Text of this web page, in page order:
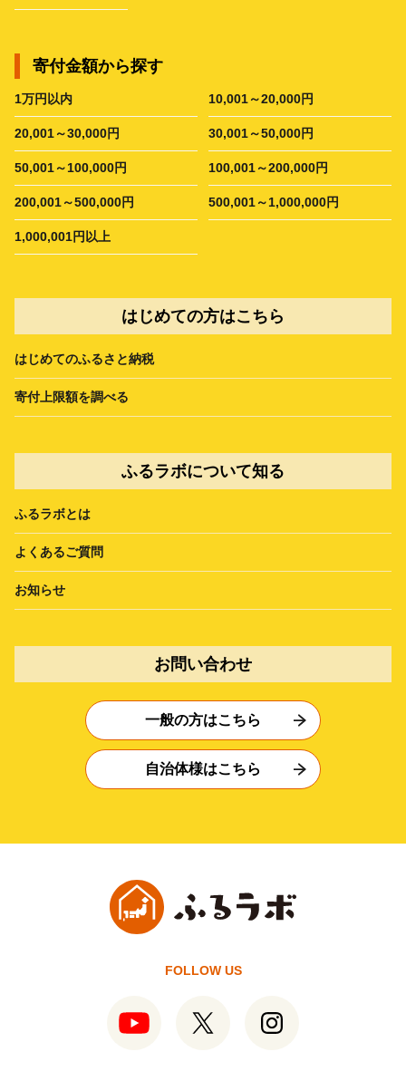
寄付金額から探す
1万円以内 10,001～20,000円
20,001～30,000円 30,001～50,000円
50,001～100,000円 100,001～200,000円
200,001～500,000円 500,001～1,000,000円
1,000,001円以上
はじめての方はこちら
はじめてのふるさと納税
寄付上限額を調べる
ふるラボについて知る
ふるラボとは
よくあるご質問
お知らせ
お問い合わせ
一般の方はこちら
自治体様はこちら
FOLLOW US